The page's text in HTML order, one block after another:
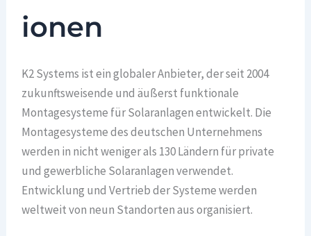
ionen
K2 Systems ist ein globaler Anbieter, der seit 2004
zukunftsweisende und äußerst funktionale
Montagesysteme für Solaranlagen entwickelt. Die
Montagesysteme des deutschen Unternehmens
werden in nicht weniger als 130 Ländern für private
und gewerbliche Solaranlagen verwendet.
Entwicklung und Vertrieb der Systeme werden
weltweit von neun Standorten aus organisiert.